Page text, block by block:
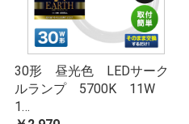
30形 昼光色 LEDサーク
ルランプ 5700K 11W
1…